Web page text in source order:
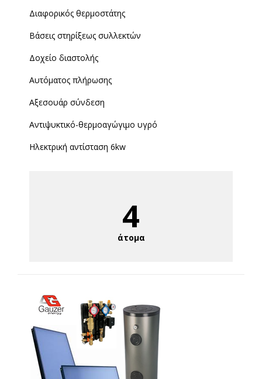
Διαφορικός θερμοστάτης
Βάσεις στηρίξεως συλλεκτών
Δοχείο διαστολής
Αυτόματος πλήρωσης
Αξεσουάρ σύνδεση
Αντιψυκτικό-θερμοαγώγιμο υγρό
Ηλεκτρική αντίσταση 6kw
4
άτομα